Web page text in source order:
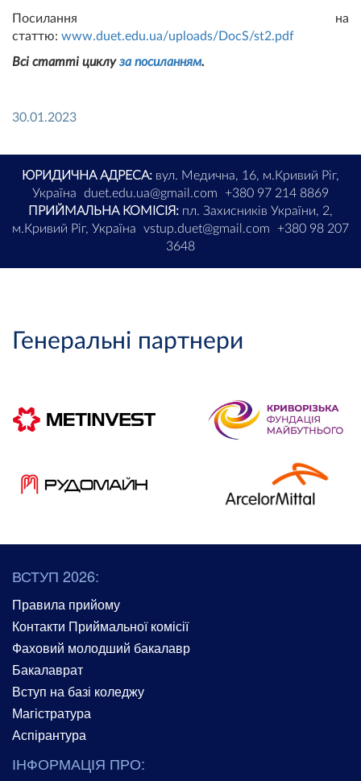
Посилання на
статтю: www.duet.edu.ua/uploads/DocS/st2.pdf
Всі статті циклуза посиланням.
30.01.2023
ЮРИДИЧНА АДРЕСА: вул. Медична, 16, м.Кривий Ріг,
Україна
duet.edu.ua@gmail.com
+380 97 214 8869
ПРИЙМАЛЬНА КОМІСІЯ: пл. Захисників України, 2,
м.Кривий Ріг, Україна
vstup.duet@gmail.com
+380 98 207
3648
Генеральні партнери
ВСТУП 2026:
Правила прийому
Контакти Приймальної комісії
Фаховий молодший бакалавр
Бакалаврат
Вступ на базі коледжу
Магістратура
Аспірантура
ІНФОРМАЦІЯ ПРО: